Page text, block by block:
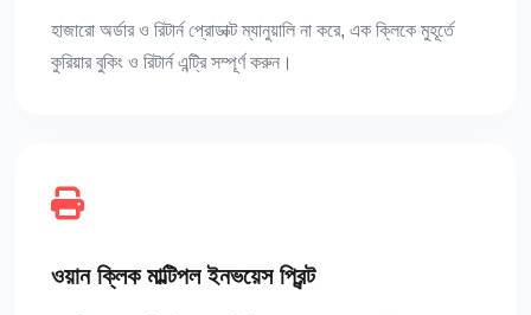
হাজারো অর্ডার ও রিটার্ন প্রোডাক্ট ম্যানুয়ালি না করে, এক ক্লিকে মুহূর্তে
কুরিয়ার বুকিং ও রিটার্ন এন্ট্রি সম্পূর্ণ করুন।
ওয়ান ক্লিক মাল্টিপল ইনভয়েস প্রিন্ট